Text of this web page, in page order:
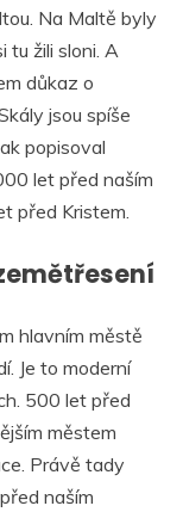
Na Maltě byly
tu žili sloni. A
důkaz o
jsou spíše
popisoval
let před naším
před Kristem.
hlavním městě
Je to moderní
500 let před
městem
Právě tady
naším